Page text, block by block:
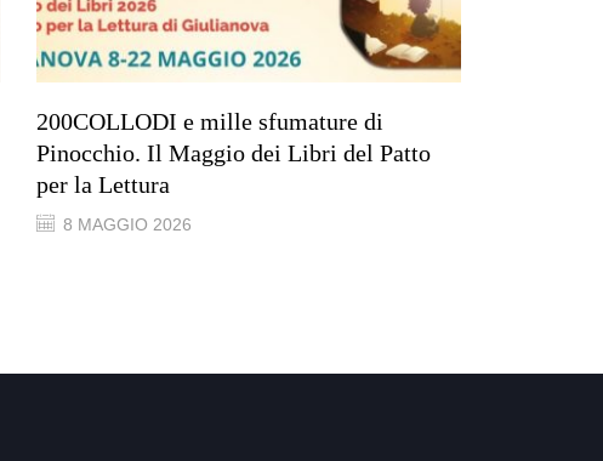
200COLLODI e mille sfumature di
Pinocchio. Il Maggio dei Libri del Patto
per la Lettura
8 MAGGIO 2026